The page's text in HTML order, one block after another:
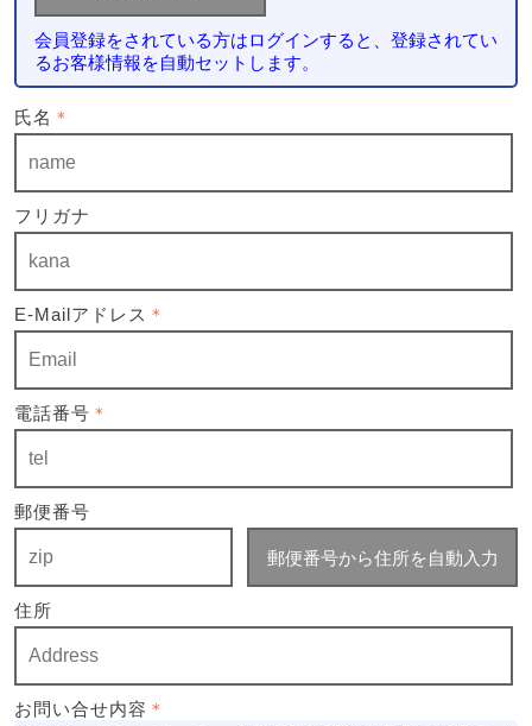
会員登録をされている方はログインすると、登録されてい
るお客様情報を自動セットします。
氏名 ＊
フリガナ
E-Mailアドレス ＊
電話番号 ＊
郵便番号
郵便番号から住所を自動入力
住所
お問い合せ内容 ＊